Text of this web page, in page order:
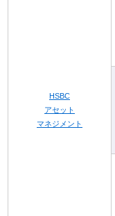
HSBC
アセット
マネジメント